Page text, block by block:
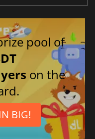
pool of
on the
BIG!